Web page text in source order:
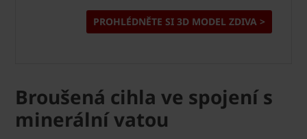
PROHLÉDNĚTE SI 3D MODEL ZDIVA >
Broušená cihla ve spojení s
minerální vatou